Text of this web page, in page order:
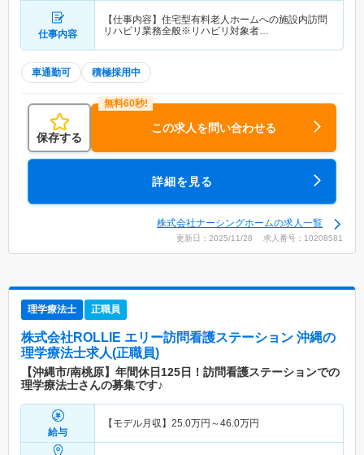
仕事内容
【仕事内容】住宅型有料老人ホームへの施設内訪問
リハビリ業務全般※リハビリ対象者…
車通勤可 積極採用中
保存する
この求人を問い合わせる
詳細を見る
株式会社ナーシングホームの求人一覧
更新日：2025/11/28 求人番号：10208581
理学療法士 正職員
株式会社ROLLIE エリー訪問看護ステーション 沖縄の
理学療法士求人(正職員)
【沖縄市/南桃原】年間休日125日！訪問看護ステーションでの
理学療法士さんの募集です♪
給与
【モデル月収】 25.0万円～46.0万円